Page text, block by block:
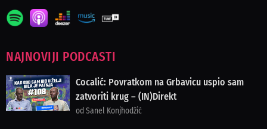
NAJNOVIJI PODCASTI
Cocalić: Povratkom na Grbavicu uspio sam
zatvoriti krug – (IN)Direkt
od Sanel Konjhodžić